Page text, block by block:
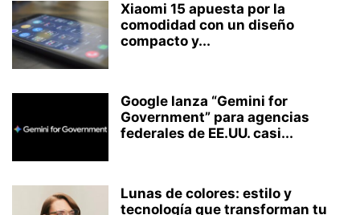
Xiaomi 15 apuesta por la
comodidad con un diseño
compacto y...
Google lanza “Gemini for
Government” para agencias
federales de EE.UU. casi...
Lunas de colores: estilo y
tecnología que transforman tu